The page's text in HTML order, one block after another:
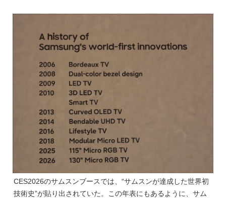
CES2026のサムスンブースでは、“サムスンが達成した世界初
技術史”が貼り出されていた。この年表にもあるように、サム